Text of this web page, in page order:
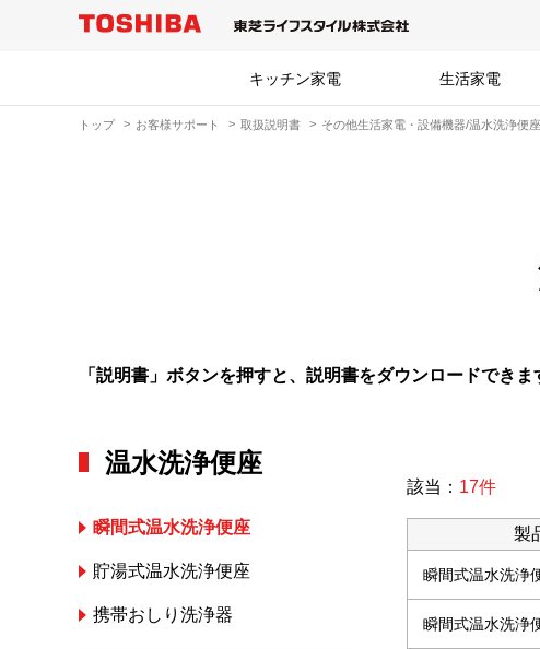
キッチン家電 生活家電
トップ お客様サポート 取扱説明書 その他生活家電・設備機器/温水洗浄便
「説明書」ボタンを押すと、説明書をダウンロードできま
温水洗浄便座
瞬間式温水洗浄便座
貯湯式温水洗浄便座
携帯おしり洗浄器
該当： 17件
製
瞬間式温水洗浄
瞬間式温水洗浄